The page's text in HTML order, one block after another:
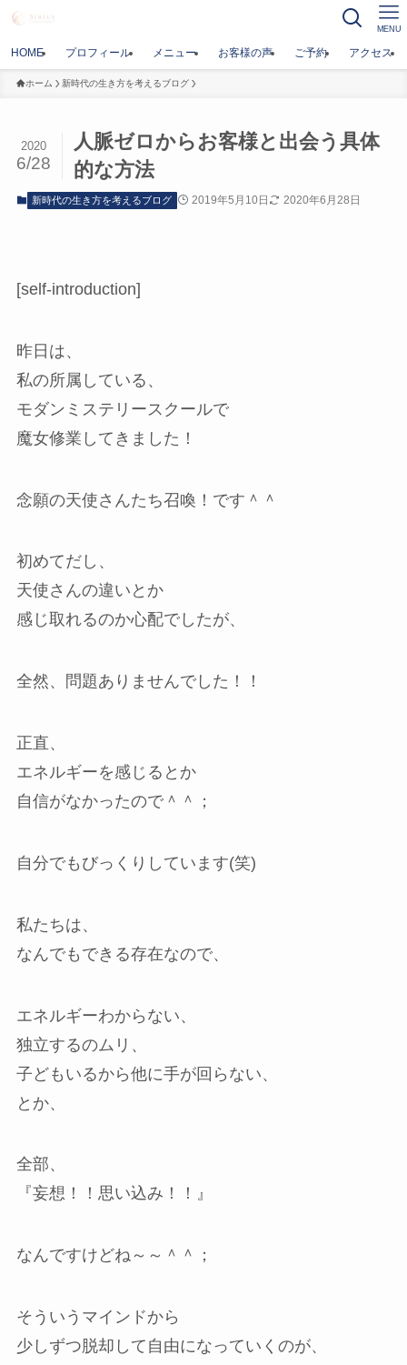
MENU
HOME プロフィール メニュー お客様の声 ご予約 アクセス
ホーム 新時代の生き方を考えるブログ
人脈ゼロからお客様と出会う具体
的な方法
2020
6/28
新時代の生き方を考えるブログ 2019年5月10日 2020年6月28日
[self-introduction]
昨日は、
私の所属している、
モダンミステリースクールで
魔女修業してきました！
念願の天使さんたち召喚！です＾＾
初めてだし、
天使さんの違いとか
感じ取れるのか心配でしたが、
全然、問題ありませんでした！！
正直、
エネルギーを感じるとか
自信がなかったので＾＾；
自分でもびっくりしています(笑)
私たちは、
なんでもできる存在なので、
エネルギーわからない、
独立するのムリ、
子どもいるから他に手が回らない、
とか、
全部、
『妄想！！思い込み！！』
なんですけどね～～＾＾；
そういうマインドから
少しずつ脱却して自由になっていくのが、